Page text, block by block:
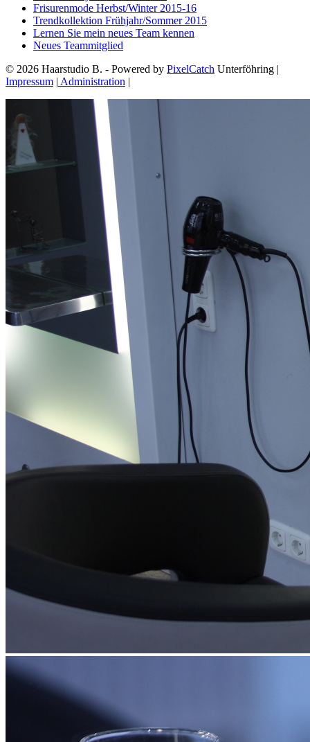
Frisurenmode Herbst/Winter 2015-16
Trendkollektion Frühjahr/Sommer 2015
Lernen Sie mein neues Team kennen
Neues Teammitglied
© 2026 Haarstudio B. - Powered by PixelCatch Unterföhring |
Impressum | Administration |